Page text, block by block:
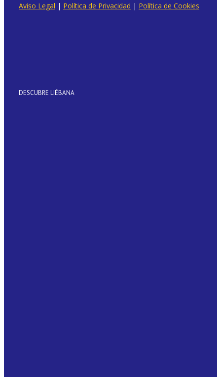
Aviso Legal | Política de Privacidad | Política de Cookies
DESCUBRE LIÉBANA